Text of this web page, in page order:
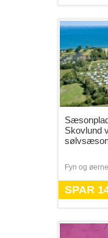
Skovlund
Fyn og øerne
SPAR